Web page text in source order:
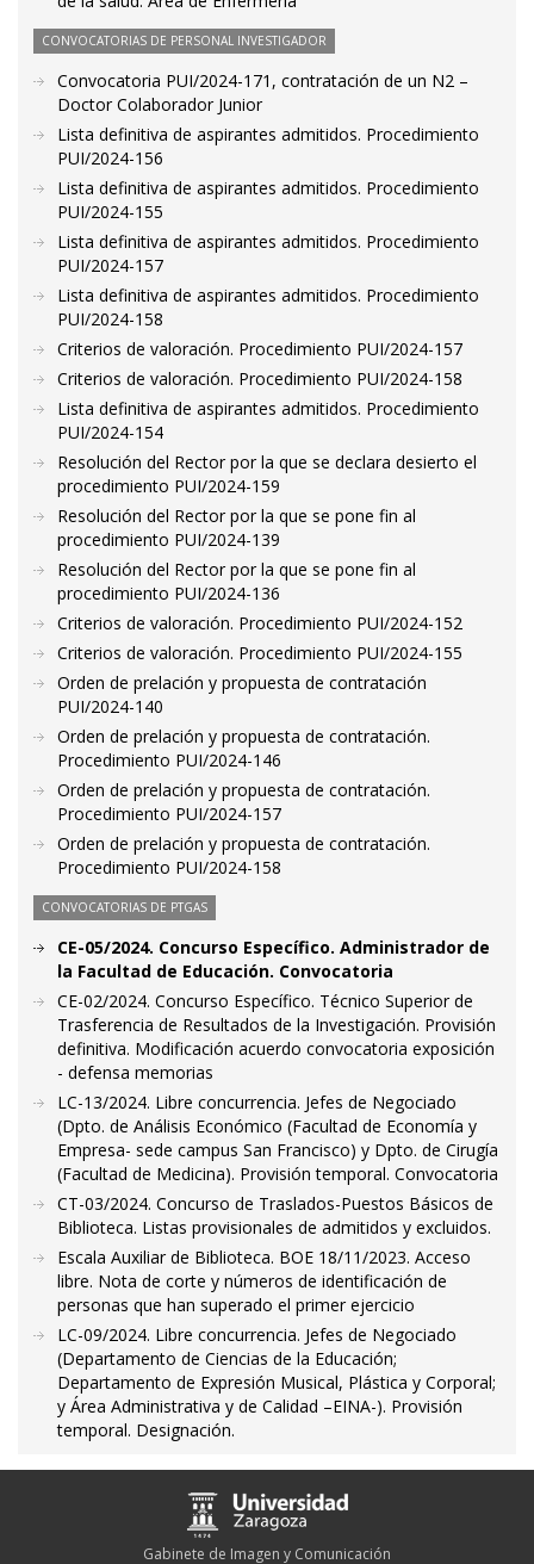
CONVOCATORIAS DE PERSONAL INVESTIGADOR
Convocatoria PUI/2024-171, contratación de un N2 –
Doctor Colaborador Junior
Lista definitiva de aspirantes admitidos. Procedimiento
PUI/2024-156
Lista definitiva de aspirantes admitidos. Procedimiento
PUI/2024-155
Lista definitiva de aspirantes admitidos. Procedimiento
PUI/2024-157
Lista definitiva de aspirantes admitidos. Procedimiento
PUI/2024-158
Criterios de valoración. Procedimiento PUI/2024-157
Criterios de valoración. Procedimiento PUI/2024-158
Lista definitiva de aspirantes admitidos. Procedimiento
PUI/2024-154
Resolución del Rector por la que se declara desierto el
procedimiento PUI/2024-159
Resolución del Rector por la que se pone fin al
procedimiento PUI/2024-139
Resolución del Rector por la que se pone fin al
procedimiento PUI/2024-136
Criterios de valoración. Procedimiento PUI/2024-152
Criterios de valoración. Procedimiento PUI/2024-155
Orden de prelación y propuesta de contratación
PUI/2024-140
Orden de prelación y propuesta de contratación.
Procedimiento PUI/2024-146
Orden de prelación y propuesta de contratación.
Procedimiento PUI/2024-157
Orden de prelación y propuesta de contratación.
Procedimiento PUI/2024-158
CONVOCATORIAS DE PTGAS
CE-05/2024. Concurso Específico. Administrador de
la Facultad de Educación. Convocatoria
CE-02/2024. Concurso Específico. Técnico Superior de
Trasferencia de Resultados de la Investigación. Provisión
definitiva. Modificación acuerdo convocatoria exposición
- defensa memorias
LC-13/2024. Libre concurrencia. Jefes de Negociado
(Dpto. de Análisis Económico (Facultad de Economía y
Empresa- sede campus San Francisco) y Dpto. de Cirugía
(Facultad de Medicina). Provisión temporal. Convocatoria
CT-03/2024. Concurso de Traslados-Puestos Básicos de
Biblioteca. Listas provisionales de admitidos y excluidos.
Escala Auxiliar de Biblioteca. BOE 18/11/2023. Acceso
libre. Nota de corte y números de identificación de
personas que han superado el primer ejercicio
LC-09/2024. Libre concurrencia. Jefes de Negociado
(Departamento de Ciencias de la Educación;
Departamento de Expresión Musical, Plástica y Corporal;
y Área Administrativa y de Calidad –EINA-). Provisión
temporal. Designación.
Gabinete de Imagen y Comunicación